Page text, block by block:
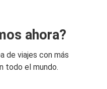
ahora?
de viajes con más
todo el mundo.